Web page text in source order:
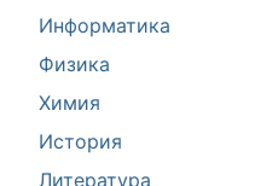
Информатика
Физика
Химия
История
Литература